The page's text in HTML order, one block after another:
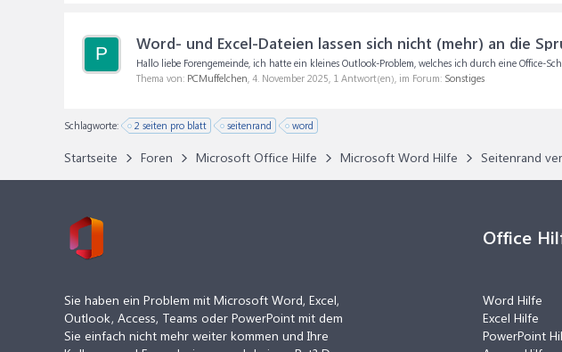
P Word- und Excel-Dateien lassen sich nicht (mehr) an die
Hallo liebe Forengemeinde, ich hatte ein kleines Outlook-Problem, welches ich durch eine Office-
Thema von: PCMuffelchen, 4. November 2025, 1 Antwort(en), im Forum: Sonstiges
Schlagworte: 2 seiten pro blatt seitenrand word
Startseite Foren Microsoft Office Hilfe Microsoft Word Hilfe Seitenrand
Sie haben ein Problem mit Microsoft Word, Excel,
Outlook, Access, Teams oder PowerPoint mit dem
Sie einfach nicht mehr weiter kommen und Ihre
Office
Word Hilfe
Excel Hilfe
PowerPoint